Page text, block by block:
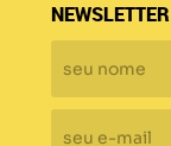
NEWSLETTER